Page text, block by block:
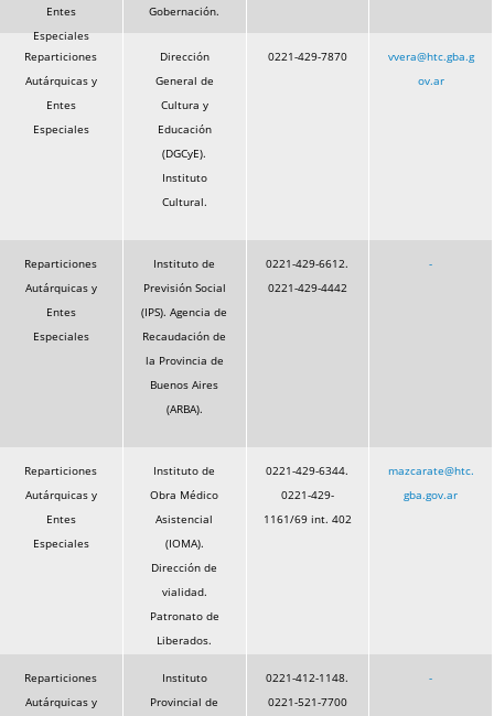
Entes
Especiales
Gobernación.
Reparticiones
Autárquicas y
Entes
Especiales
Dirección
General de
Cultura y
Educación
(DGCyE).
Instituto
Cultural.
0221-429-7870
vvera@htc.gba.g
ov.ar
Reparticiones
Autárquicas y
Entes
Especiales
Instituto de
Previsión Social
(IPS). Agencia de
Recaudación de
la Provincia de
Buenos Aires
(ARBA).
0221-429-6612.
0221-429-4442
-
Reparticiones
Autárquicas y
Entes
Especiales
Instituto de
Obra Médico
Asistencial
(IOMA).
Dirección de
vialidad.
Patronato de
Liberados.
0221-429-6344.
0221-429-
1161/69 int. 402
mazcarate@htc.
gba.gov.ar
Reparticiones
Autárquicas y
Instituto
Provincial de
0221-412-1148.
0221-521-7700
-